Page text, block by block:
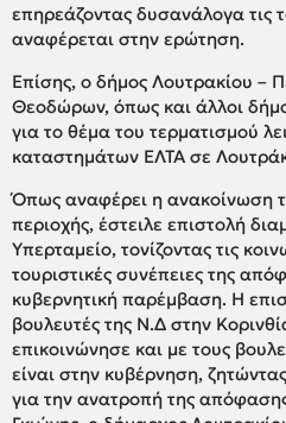
επηρεάζοντας δυσανάλογα τις
αναφέρεται στην ερώτηση.
Επίσης, ο δήμος Λουτρακίου –
Θεοδώρων, όπως και άλλοι
για το θέμα του τερματισμού
καταστημάτων ΕΛΤΑ σε
Όπως αναφέρει η ανακοίνωση
περιοχής, έστειλε επιστολή
Υπερταμείο, τονίζοντας τις
τουριστικές συνέπειες της
κυβερνητική παρέμβαση. Η
βουλευτές της Ν.Δ στην
επικοινώνησε και με τους
είναι στην κυβέρνηση,
για την ανατροπή της